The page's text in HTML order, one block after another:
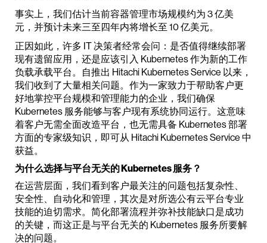
事实上，我们估计当前容器管理市场规模约为 3 亿美
元，并预计未来三至四年内将增长至 10 亿美元。
正因如此，许多 IT 决策者经常会问：是否值得继续部署
现有遗留应用，还是应该引入 Kubernetes 作为新的工作
负载承载平台。自推出 Hitachi Kubernetes Service 以来，
我们收到了大量相关问题。作为一家致力于帮助客户更
好地掌控平台规模和管理能力的企业，我们确保
Kubernetes 服务能够与客户现有系统协同运行。这意味
着客户无需全面改造平台，也无需具备 Kubernetes 部署
方面的专家级知识，即可从 Hitachi Kubernetes Service 中
获益。
为什么选择与平台无关的 Kubernetes 服务？
在运营层面，我们看到客户最关注的问题包括复杂性、
安全性、自动化和管理，其次是对所选公有云平台专业
技能的迫切需求。简化部署流程并弥补技能缺口是成功
的关键，而这正是与平台无关的 Kubernetes 服务所要解
决的问题。